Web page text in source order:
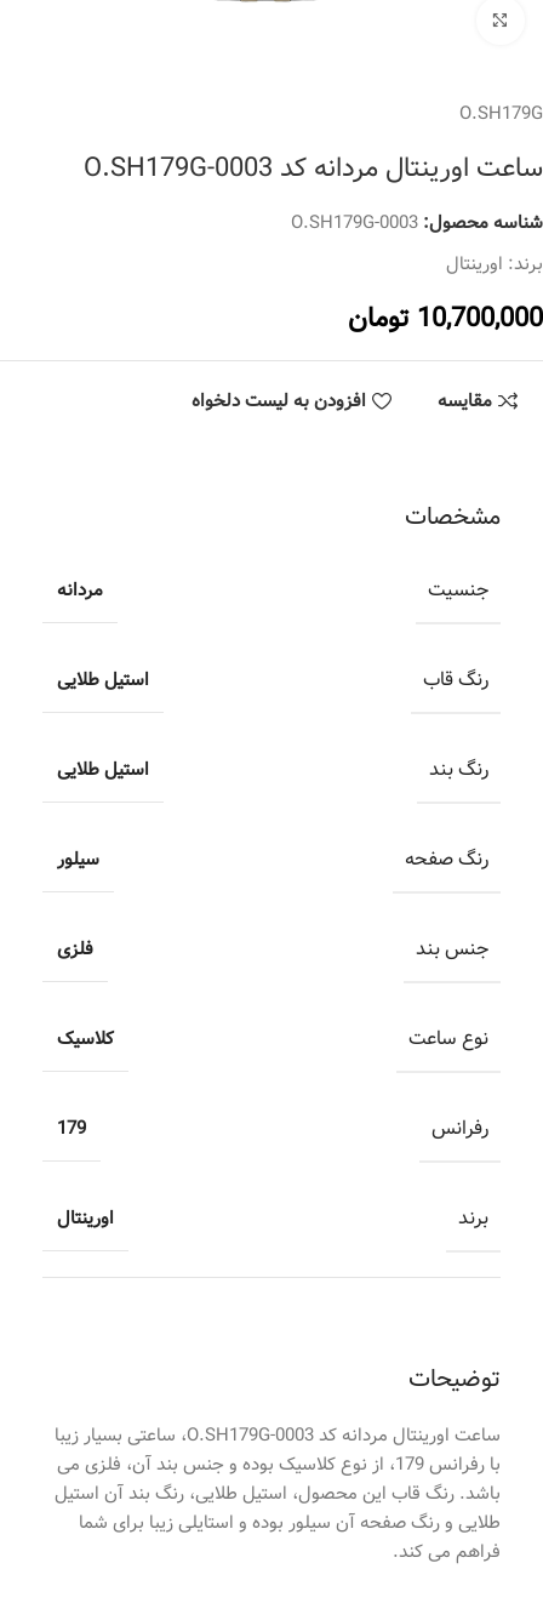
O.SH179G
ساعت اورینتال مردانه کد O.SH179G-0003
شناسه محصول:O.SH179G-0003
برند: اورینتال
10,700,000 تومان
مقایسه افزودن به لیست دلخواه
توضیحات
ساعت اورینتال مردانه کد O.SH179G-0003، ساعتی بسیار زیبا
با رفرانس 179، از نوع کلاسیک بوده و جنس بند آن، فلزی می
باشد. رنگ قاب این محصول، استیل طلایی، رنگ بند آن استیل
طلایی و رنگ صفحه آن سیلور بوده و استایلی زیبا برای شما
فراهم می کند.
مشخصات
جنسیت مردانه
رنگ قاب استیل طلایی
رنگ بند استیل طلایی
رنگ صفحه سیلور
جنس بند فلزی
نوع ساعت کلاسیک
رفرانس 179
برند اورینتال